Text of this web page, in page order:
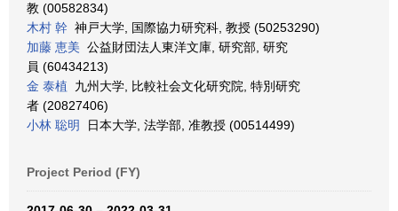
教 (00582834)
木村 幹 神戸大学, 国際協力研究科, 教授 (50253290)
加藤 恵美 公益財団法人東洋文庫, 研究部, 研究
員 (60434213)
金 泰植 九州大学, 比較社会文化研究院, 特別研究
者 (20827406)
小林 聡明
日本大学, 法学部, 准教授 (00514499)
Project Period (FY)